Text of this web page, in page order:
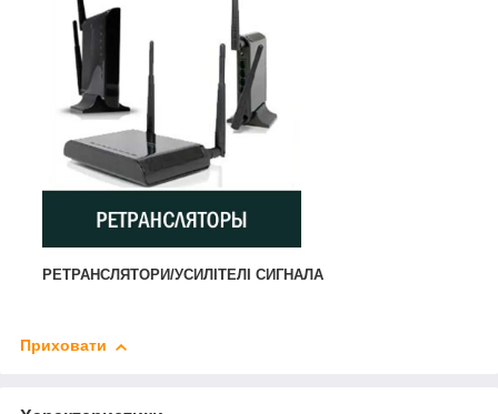
РЕТРАНСЛЯТОРИ/УСИЛІТЕЛІ СИГНАЛА
Приховати